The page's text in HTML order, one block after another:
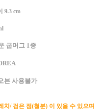
9.3 cm
굽머그 1종
븐 사용불가
치/ 검은 점(철분) 이 있을 수 있으며